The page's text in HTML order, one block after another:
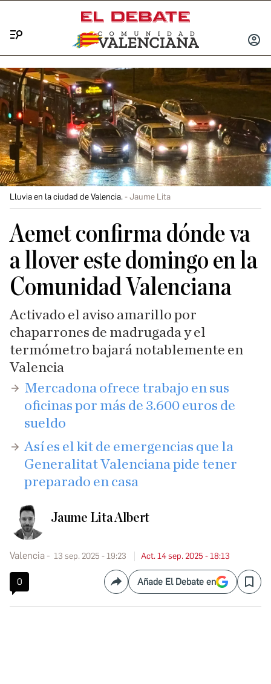
INICIAR
Lluvia en la ciudad de Valencia. Jaume Lita
Aemet confirma dónde va
a llover este domingo en la
Comunidad Valenciana
Activado el aviso amarillo por
chaparrones de madrugada y el
termómetro bajará notablemente en
Valencia
​Mercadona ofrece trabajo en sus
oficinas por más de 3.600 euros de
sueldo
Así es el kit de emergencias que la
Generalitat Valenciana pide tener
preparado en casa
Jaume Lita Albert
Valencia 13 sep. 2025 - 19:23 Act. 14 sep. 2025 - 18:13
0 CompartirAñade El Debate en Save